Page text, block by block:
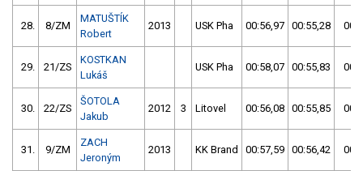
28. 8/ZM
MATUŠTÍK
Robert
2013 USK Pha 00:56,97 00:55,28
29. 21/ZS
KOSTKAN
Lukáš
USK Pha 00:58,07 00:55,83
30. 22/ZS
ŠOTOLA
Jakub
2012 3 Litovel 00:56,08 00:55,85
31. 9/ZM
ZACH
Jeroným
2013 KK Brand 00:57,59 00:56,42